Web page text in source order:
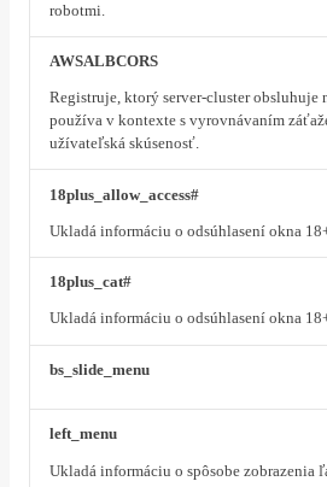
robotmi.
AWSALBCORS
Registruje, ktorý server-cluster obsluhuje
používa v kontexte s vyrovnávaním
užívateľská skúsenosť.
18plus_allow_access#
Ukladá informáciu o odsúhlasení okna
18plus_cat#
Ukladá informáciu o odsúhlasení okna
bs_slide_menu
left_menu
Ukladá informáciu o spôsobe zobrazenia